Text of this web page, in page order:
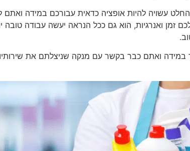
עשויה להיות אופציה כדאית עבורכם במידה
לכם זמן ואנרגיות, הוא גם ככל הנראה יעשה עבודה
ואתם כבר בקשר עם מנקה שניצלתם את